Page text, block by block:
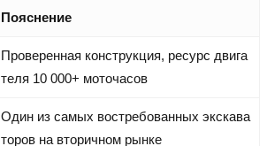
Пояснение
Проверенная конструкция, ресурс двига
теля 10 000+ моточасов
Один из самых востребованных экскава
торов на вторичном рынке